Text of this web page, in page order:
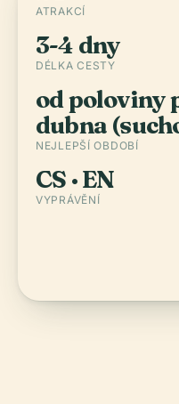
ATRAKCÍ
3-4 dny
DÉLKA CESTY
od poloviny
dubna
NEJLEPŠÍ OBDOBÍ
CS · EN
VYPRÁVĚNÍ